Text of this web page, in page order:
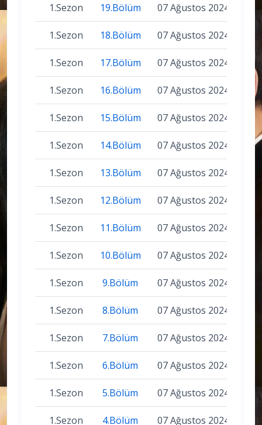
1.Sezon 19.Bölüm 07 Ağustos 2024
1.Sezon 18.Bölüm 07 Ağustos 2024
1.Sezon 17.Bölüm 07 Ağustos 2024
1.Sezon 16.Bölüm 07 Ağustos 2024
1.Sezon 15.Bölüm 07 Ağustos 2024
1.Sezon 14.Bölüm 07 Ağustos 2024
1.Sezon 13.Bölüm 07 Ağustos 2024
1.Sezon 12.Bölüm 07 Ağustos 2024
1.Sezon 11.Bölüm 07 Ağustos 2024
1.Sezon 10.Bölüm 07 Ağustos 2024
1.Sezon 9.Bölüm 07 Ağustos 2024
1.Sezon 8.Bölüm 07 Ağustos 2024
1.Sezon 7.Bölüm 07 Ağustos 2024
1.Sezon 6.Bölüm 07 Ağustos 2024
1.Sezon 5.Bölüm 07 Ağustos 2024
1.Sezon 4.Bölüm 07 Ağustos 2024